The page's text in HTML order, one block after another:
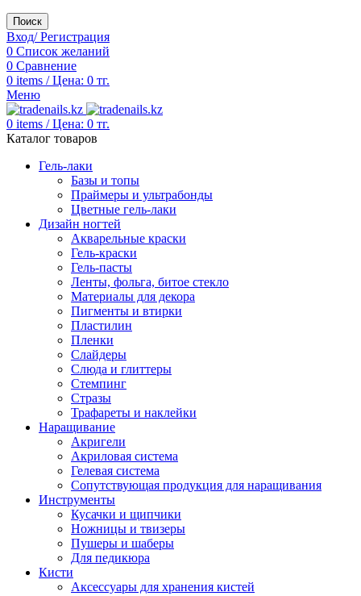
Поиск
Вход/ Регистрация
0 Список желаний
0 Сравнение
0 items / Цена: 0 тг.
Меню
0 items / Цена: 0 тг.
Каталог товаров
Гель-лаки
Базы и топы
Праймеры и ультрабонды
Цветные гель-лаки
Дизайн ногтей
Акварельные краски
Гель-краски
Гель-пасты
Ленты, фольга, битое стекло
Материалы для декора
Пигменты и втирки
Пластилин
Пленки
Слайдеры
Слюда и глиттеры
Стемпинг
Стразы
Трафареты и наклейки
Наращивание
Акригели
Акриловая система
Гелевая система
Сопутствующая продукция для наращивания
Инструменты
Кусачки и щипчики
Ножницы и твизеры
Пушеры и шаберы
Для педикюра
Кисти
Аксессуары для хранения кистей